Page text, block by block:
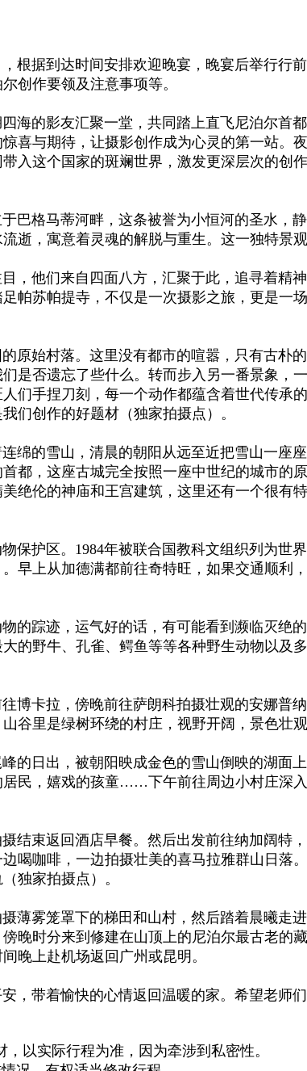
根据到达时间安排欢迎晚宴，晚宴后举行行前
创作要领及注意事项等。
海的影友汇聚一堂，共同踏上直飞尼泊尔首
喜与期待，让摄影创作成为心灵的第一站。
入这个国家的斑斓世界，激发更深层次的创
巴格马蒂河畔，这条被誉为小恒河的圣水，
逝，寓意着灵魂的解脱与重生。这一独特景
他们来自四面八方，汇聚于此，追寻着精
帕苏帕提寺，不仅是一次摄影之旅，更是一
原始村落。这里没有都市的喧嚣，只有古朴
是否遗忘了些什么。 转而步入另一番景象，
们手捏刀刻，每一个动作都蕴含着世代传承
们创作的好题材 （独家拍摄点） 。
的雪山，清晨的朝阳从远至近把雪山一座座
都，这座古城完全按照一座中世纪的城市的
绝伦的神庙和王宫建筑，这里还有一个很有
护区。1984年被联合国教科文组织列为世
。早上从加德满都前往奇特旺，如果交通顺利
踪迹，运气好的话，有可能看到濒临灭绝的
的野牛、孔雀、鳄鱼等等各种野生动物以及
博卡拉， 傍晚前往萨朗科拍摄壮观的安娜普
谷里是绿树环绕的村庄，视野开阔，景色壮观
日出，被朝阳映成金色的雪山倒映的湖面
民，嬉戏的孩童……下午前往周边小村庄深入
摄结束返回酒店早餐。然后出发前往纳加阔特
喝咖啡，一边拍摄壮美的喜马拉雅群山日落
（独家拍摄点） 。
薄雾笼罩下的梯田和山村，然后踏着晨曦走
晚时分来到修建在山顶上的尼泊尔最古老的
晚上赴机场返回广州或昆明。
，带着愉快的心情返回温暖的家。希望老师
以实际行程为准，因为牵涉到私密性。